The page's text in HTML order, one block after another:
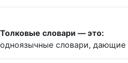
Толковые словари — это:
одноязычные словари, дающие